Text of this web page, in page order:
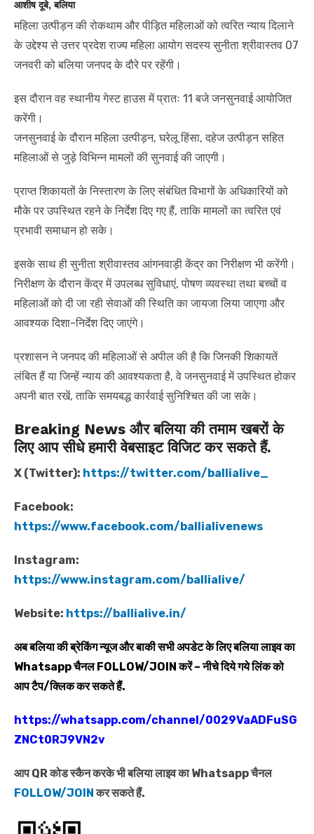
आशीष दूबे, बलिया
महिला उत्पीड़न की रोकथाम और पीड़ित महिलाओं को त्वरित न्याय दिलाने
के उद्देश्य से उत्तर प्रदेश राज्य महिला आयोग सदस्य सुनीता श्रीवास्तव 07
जनवरी को बलिया जनपद के दौरे पर रहेंगी।
इस दौरान वह स्थानीय गेस्ट हाउस में प्रातः 11 बजे जनसुनवाई आयोजित
करेंगी।
जनसुनवाई के दौरान महिला उत्पीड़न, घरेलू हिंसा, दहेज उत्पीड़न सहित
महिलाओं से जुड़े विभिन्न मामलों की सुनवाई की जाएगी।
प्राप्त शिकायतों के निस्तारण के लिए संबंधित विभागों के अधिकारियों को
मौके पर उपस्थित रहने के निर्देश दिए गए हैं, ताकि मामलों का त्वरित एवं
प्रभावी समाधान हो सके।
इसके साथ ही सुनीता श्रीवास्तव आंगनवाड़ी केंद्र का निरीक्षण भी करेंगी।
निरीक्षण के दौरान केंद्र में उपलब्ध सुविधाएं, पोषण व्यवस्था तथा बच्चों व
महिलाओं को दी जा रही सेवाओं की स्थिति का जायजा लिया जाएगा और
आवश्यक दिशा-निर्देश दिए जाएंगे।
प्रशासन ने जनपद की महिलाओं से अपील की है कि जिनकी शिकायतें
लंबित हैं या जिन्हें न्याय की आवश्यकता है, वे जनसुनवाई में उपस्थित होकर
अपनी बात रखें, ताकि समयबद्ध कार्रवाई सुनिश्चित की जा सके।
Breaking News और बलिया की तमाम खबरों के
लिए आप सीधे हमारी वेबसाइट विजिट कर सकते हैं.
X (Twitter): https://twitter.com/ballialive_
Facebook:
https://www.facebook.com/ballialivenews
Instagram:
https://www.instagram.com/ballialive/
Website: https://ballialive.in/
अब बलिया की ब्रेकिंग न्यूज और बाकी सभी अपडेट के लिए बलिया लाइव का
WhatsappचैनलFOLLOW/JOINकरें – नीचे दिये गये लिंक को
आप टैप/क्लिक कर सकते हैं.
https://whatsapp.com/channel/0029VaADFuSG
ZNCt0RJ9VN2v
आप QR कोड स्कैन करके भी बलिया लाइव का Whatsapp चैनल
FOLLOW/JOINकर सकते हैं.